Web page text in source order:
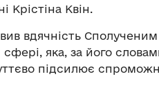
Крістіна Квін.
вдячність
яка, за його
підсилює